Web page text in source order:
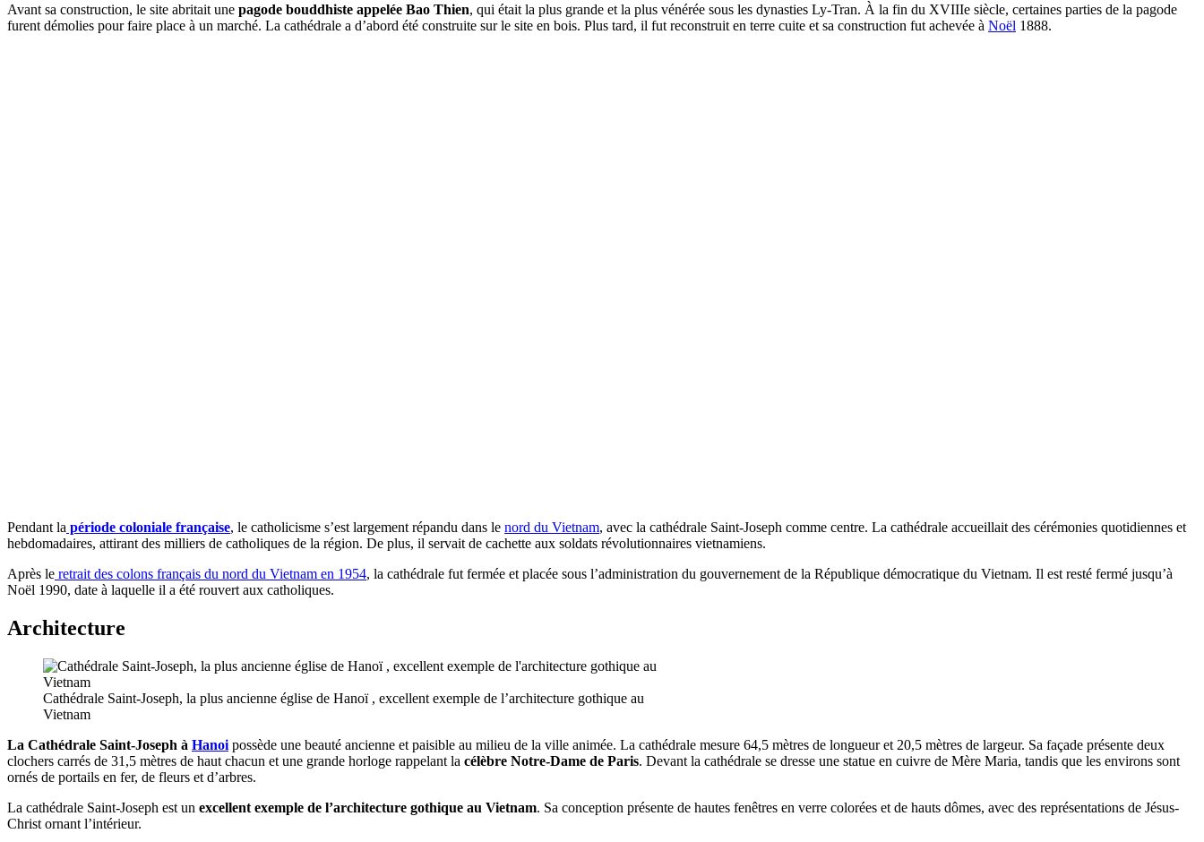
Avant sa construction, le site abritait une pagode bouddhiste appelée Bao Thien, qui était la plus grande et la plus vénérée sous les dynasties Ly-Tran. À la fin du XVIIIe siècle, certaines parties de la pagode
furent démolies pour faire place à un marché. La cathédrale a d’abord été construite sur le site en bois. Plus tard, il fut reconstruit en terre cuite et sa construction fut achevée à Noël 1888.
Pendant la période coloniale française, le catholicisme s’est largement répandu dans le nord du Vietnam, avec la cathédrale Saint-Joseph comme centre. La cathédrale accueillait des cérémonies quotidiennes et
hebdomadaires, attirant des milliers de catholiques de la région. De plus, il servait de cachette aux soldats révolutionnaires vietnamiens.
Après le retrait des colons français du nord du Vietnam en 1954, la cathédrale fut fermée et placée sous l’administration du gouvernement de la République démocratique du Vietnam. Il est resté fermé jusqu’à
Noël 1990, date à laquelle il a été rouvert aux catholiques.
Architecture
Cathédrale Saint-Joseph, la plus ancienne église de Hanoï , excellent exemple de l’architecture gothique au
Vietnam
La Cathédrale Saint-Joseph à Hanoi possède une beauté ancienne et paisible au milieu de la ville animée. La cathédrale mesure 64,5 mètres de longueur et 20,5 mètres de largeur. Sa façade présente deux
clochers carrés de 31,5 mètres de haut chacun et une grande horloge rappelant la célèbre Notre-Dame de Paris. Devant la cathédrale se dresse une statue en cuivre de Mère Maria, tandis que les environs sont
ornés de portails en fer, de fleurs et d’arbres.
La cathédrale Saint-Joseph est un excellent exemple de l’architecture gothique au Vietnam. Sa conception présente de hautes fenêtres en verre colorées et de hauts dômes, avec des représentations de Jésus-
Christ ornant l’intérieur.